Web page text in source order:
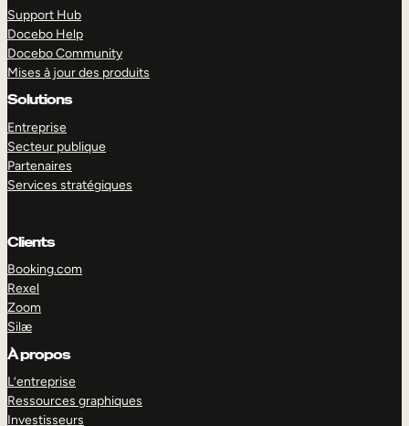
Support Hub
Docebo Help
Docebo Community
Mises à jour des produits
Solutions
Entreprise
Secteur publique
Partenaires
Services stratégiques
Clients
Booking.com
Rexel
Zoom
Silæ
À propos
L’entreprise
Ressources graphiques
Investisseurs